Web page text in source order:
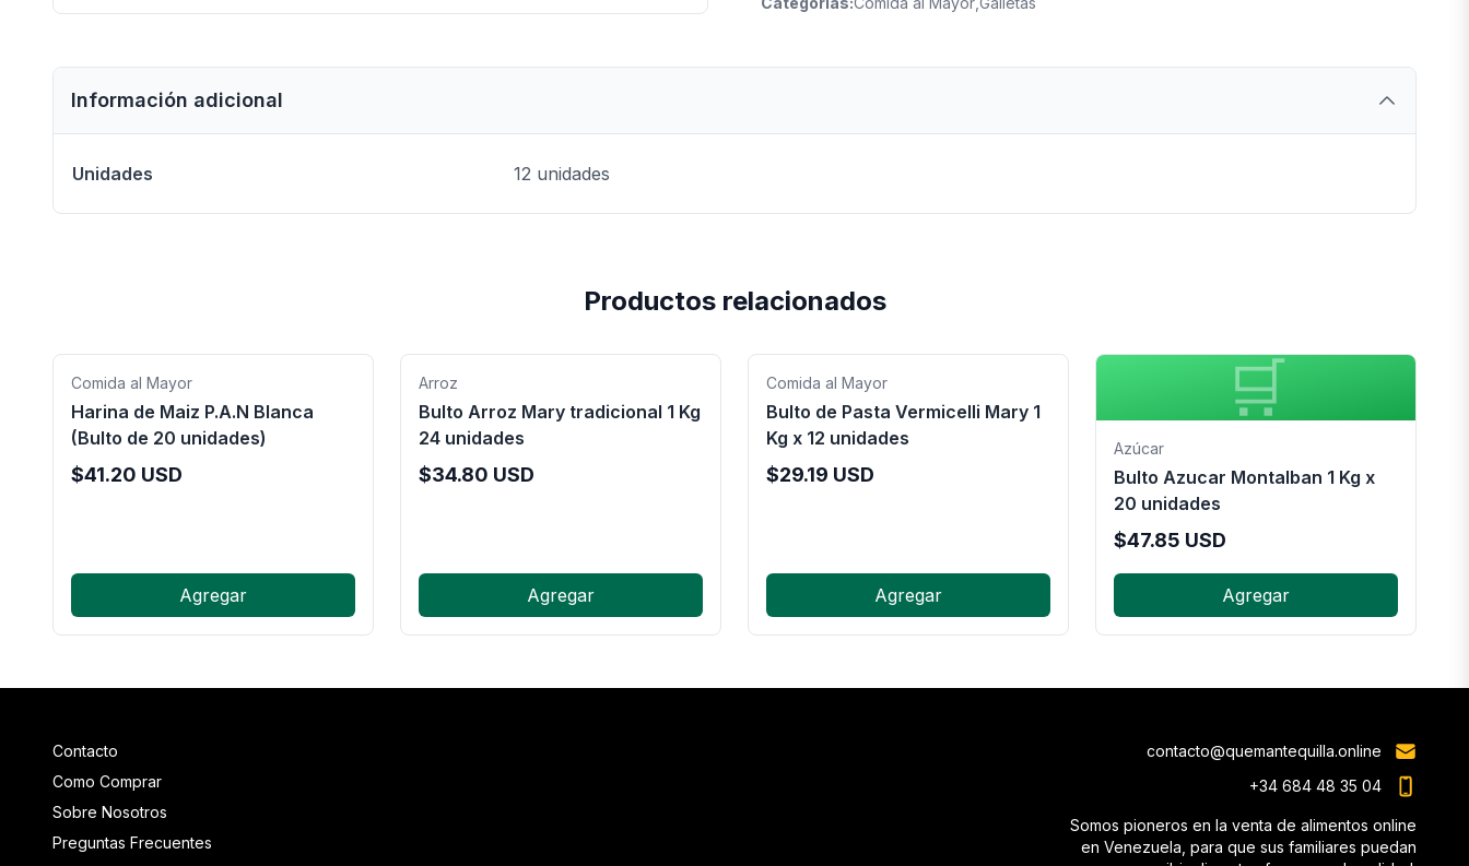
Información adicional
Unidades 12 unidades
Productos relacionados
Comida al Mayor
Harina de Maiz P.A.N Blanca
(Bulto de 20 unidades)
$41.20 USD
Agregar
Arroz
Bulto Arroz Mary tradicional 1 Kg
24 unidades
$34.80 USD
Agregar
Comida al Mayor
Bulto de Pasta Vermicelli Mary 1
Kg x 12 unidades
$29.19 USD
Agregar
🛒
Azúcar
Bulto Azucar Montalban 1 Kg x
20 unidades
$47.85 USD
Agregar
Contacto
Como Comprar
Sobre Nosotros
Preguntas Frecuentes
contacto@quemantequilla.online
+34 684 48 35 04
Somos pioneros en la venta de alimentos online
en Venezuela, para que sus familiares puedan